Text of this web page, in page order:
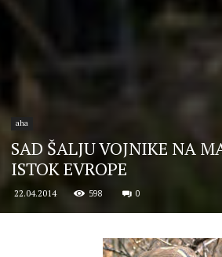
aha
SAD ŠALJU VOJNIKE NA
ISTOK EVROPE
22.04.2014 598 0